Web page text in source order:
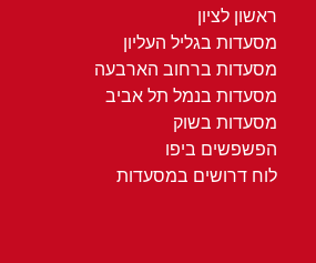
ראשון לציון
מסעדות בגליל העליון
מסעדות ברחוב הארבעה
מסעדות בנמל תל אביב
מסעדות בשוק
הפשפשים ביפו
לוח דרושים במסעדות